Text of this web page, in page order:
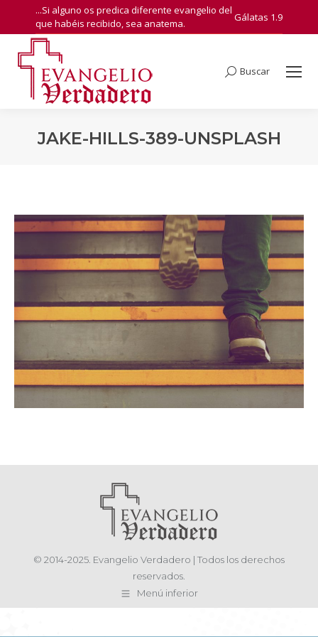
...Si alguno os predica diferente evangelio del
que habéis recibido, sea anatema.
Gálatas 1.9
Search:
Buscar
JAKE-HILLS-389-UNSPLASH
© 2014-2025. Evangelio Verdadero | Todos los derechos
reservados.
Menú inferior